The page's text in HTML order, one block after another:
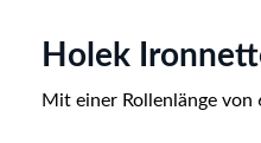
Holek
Mit einer Rollenlänge von